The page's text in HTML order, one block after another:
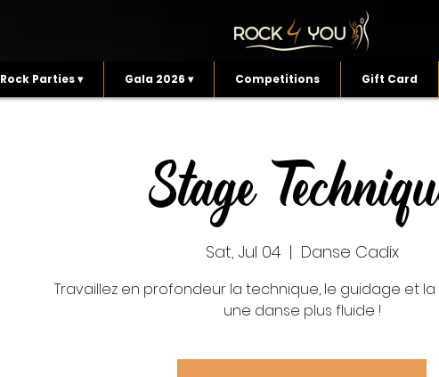
Rock Parties ▾ Gala 2026 ▾ Competitions Gift Card
Stage
Sat, Jul 04
  |
Danse Cadix
Travaillez en profondeur la technique, le guidage et
une danse plus fluide !